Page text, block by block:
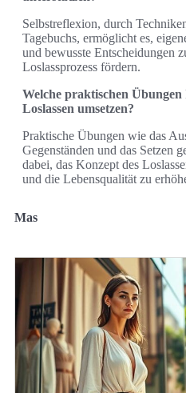
Selbstreflexion, durch
Tagebuchs, ermöglicht es,
und bewusste Entscheidungen
Loslassprozess fördern.
Welche praktischen
Loslassen umsetzen?
Praktische Übungen wie das
Gegenständen und das Setzen
dabei, das Konzept des
und die Lebensqualität zu
Mas